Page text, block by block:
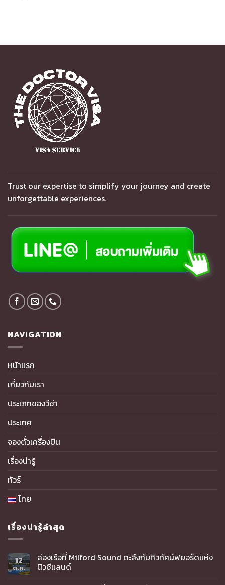
Trust our expertise to simplify your journey and create
unforgettable experiences.
NAVIGATION
หน้าแรก
เกี่ยวกับเรา
ประเภทของวีซ่า
ประเทศ
จองตั๋วเครื่องบิน
เรื่องน่ารู้
ทัวร์
ไทย
เรื่องน่ารู้ล่าสุด
12
ต.ค.
ล่องเรือที่ Milford Sound ตะลึงกับทิวทัศน์ฟยอร์ดแห่ง
นิวซีแลนด์